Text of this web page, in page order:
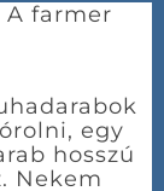
A farmer
egy
hosszú
Nekem